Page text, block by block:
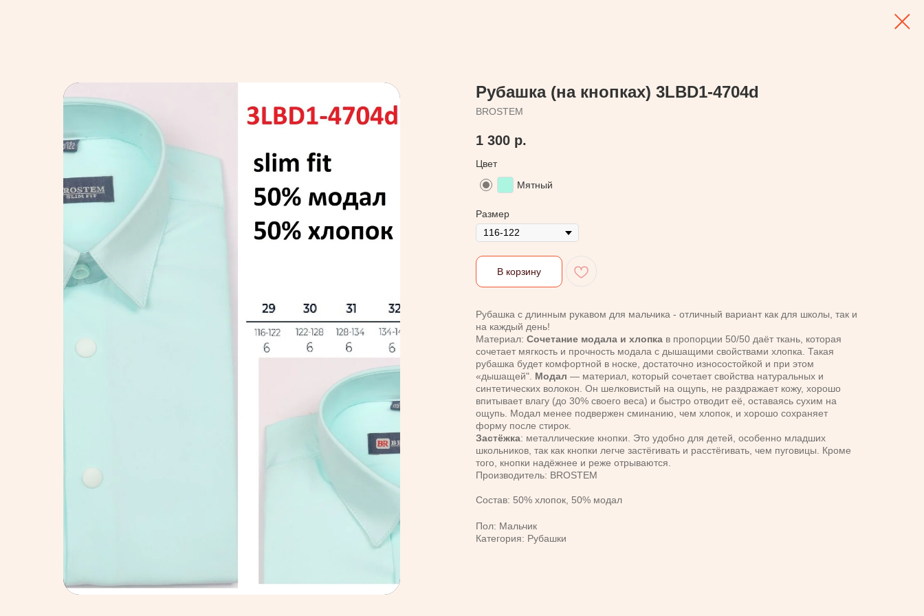
Рубашка (на кнопках) 3LBD1-4704d
BROSTEM
1 300 р.
Цвет
Мятный
Размер
В корзину
Рубашка с длинным рукавом для мальчика - отличный вариант как для школы, так и
на каждый день!
Материал: Сочетание модала и хлопка в пропорции 50/50 даёт ткань, которая
сочетает мягкость и прочность модала с дышащими свойствами хлопка. Такая
рубашка будет комфортной в носке, достаточно износостойкой и при этом
«дышащей". Модал — материал, который сочетает свойства натуральных и
синтетических волокон. Он шелковистый на ощупь, не раздражает кожу, хорошо
впитывает влагу (до 30% своего веса) и быстро отводит её, оставаясь сухим на
ощупь. Модал менее подвержен сминанию, чем хлопок, и хорошо сохраняет
форму после стирок.
Застёжка: металлические кнопки. Это удобно для детей, особенно младших
школьников, так как кнопки легче застёгивать и расстёгивать, чем пуговицы. Кроме
того, кнопки надёжнее и реже отрываются.
Производитель: BROSTEM
Состав: 50% хлопок, 50% модал
Пол: Мальчик
Категория: Рубашки